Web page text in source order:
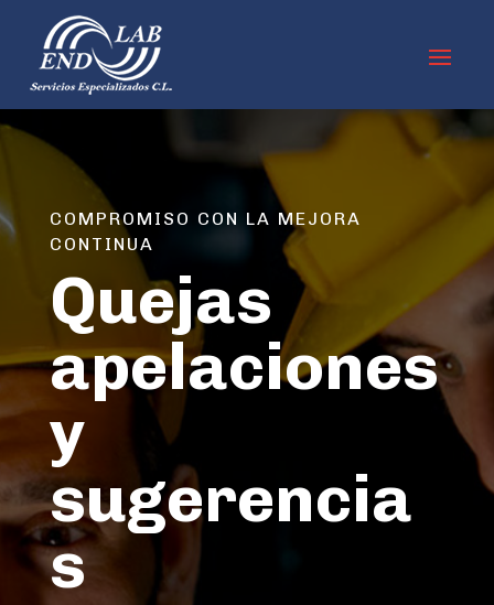
COMPROMISO CON LA MEJORA
CONTINUA
Quejas
apelaciones
y
sugerencia
s